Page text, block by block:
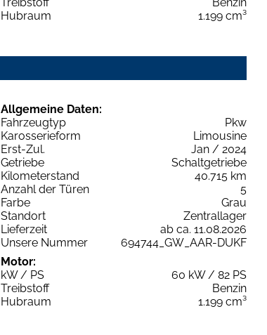
Hubraum
1.199 cm³
Allgemeine Daten:
Fahrzeugtyp
Pkw
Karosserieform
Limousine
Erst-Zul.
Jan / 2024
Getriebe
Schaltgetriebe
Kilometerstand
40.715 km
Anzahl der Türen
5
Farbe
Grau
Standort
Zentrallager
Lieferzeit
ab ca. 11.08.2026
Unsere Nummer
694744_GW_AAR-DUKF
Motor:
kW / PS
60 kW / 82 PS
Treibstoff
Benzin
Hubraum
1.199 cm³